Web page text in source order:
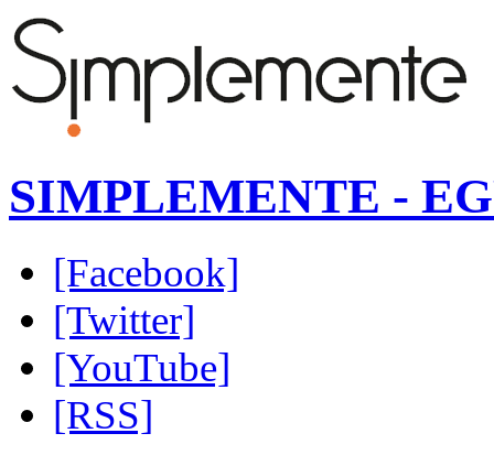
SIMPLEMENTE -
[Facebook]
[Twitter]
[YouTube]
[RSS]